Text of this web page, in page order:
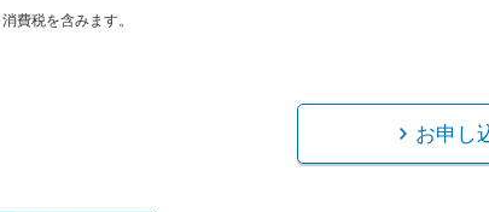
費税を含みます。
お申し